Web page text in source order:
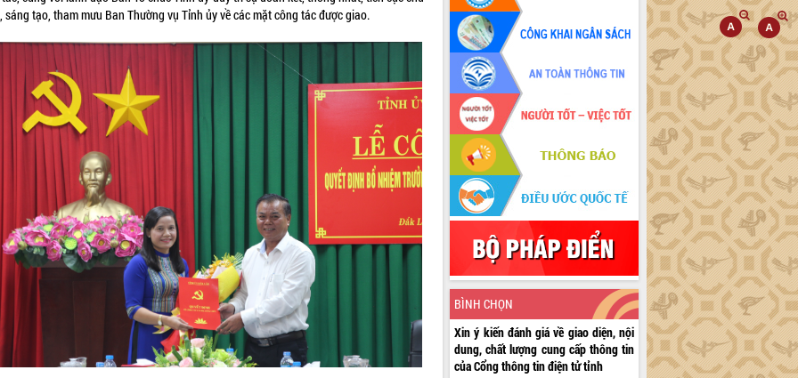
sáng tạo, tham mưu Ban Thường vụ Tỉnh ủy về các mặt công tác được giao.
BÌNH CHỌN
Xin ý kiến đánh giá về giao diện, nội
dung, chất lượng cung cấp thông tin
của Cổng thông tin điện tử tỉnh